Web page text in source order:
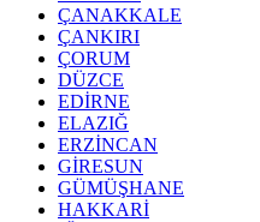
ÇANAKKALE
ÇANKIRI
ÇORUM
DÜZCE
EDİRNE
ELAZIĞ
ERZİNCAN
GİRESUN
GÜMÜŞHANE
HAKKARİ